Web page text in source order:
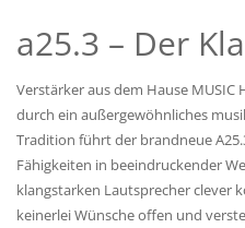
a25.3 – Der
Verstärker aus dem Hause MUSIC
durch ein außergewöhnliches
Tradition führt der brandneue
Fähigkeiten in beeindruckender
klangstarken Lautsprecher clever
keinerlei Wünsche offen und